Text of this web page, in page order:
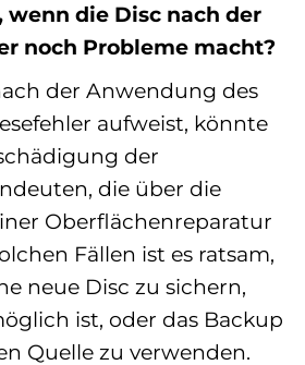
wenn die Disc nach der
noch Probleme macht?
der Anwendung des
aufweist, könnte
der
die über die
Oberflächenreparatur
Fällen ist es ratsam,
neue Disc zu sichern,
ist, oder das Backup
Quelle zu verwenden.